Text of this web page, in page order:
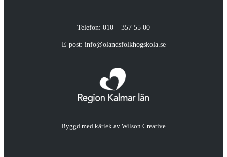
Telefon: 010 – 357 55 00
E-post: info@olandsfolkhogskola.se
Byggd med kärlek av Wilson Creative